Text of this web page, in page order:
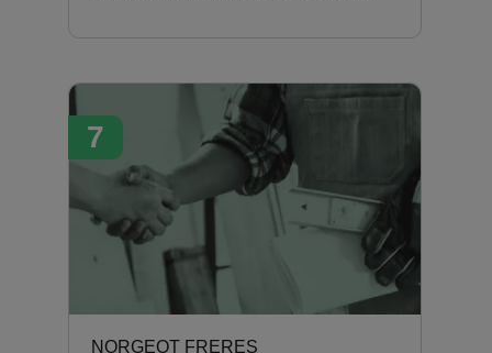
7
NORGEOT FRERES